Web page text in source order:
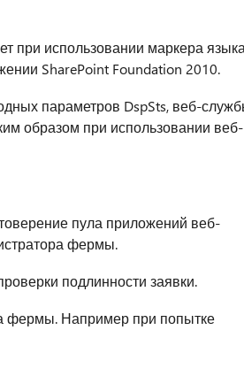
при использовании маркера
SharePoint Foundation 2010.
параметров DspSts, веб-
образом при использовании веб-
пула приложений веб-
фермы.
подлинности заявки.
фермы. Например при попытке